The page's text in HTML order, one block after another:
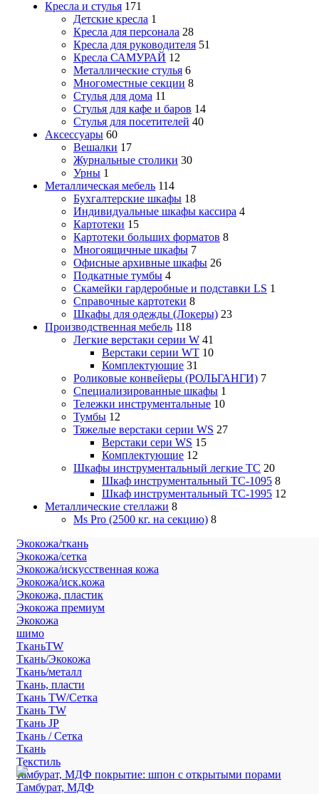
Кресла и стулья 171
Детские кресла 1
Кресла для персонала 28
Кресла для руководителя 51
Кресла САМУРАЙ 12
Металлические стулья 6
Многоместные секции 8
Стулья для дома 11
Стулья для кафе и баров 14
Стулья для посетителей 40
Аксессуары 60
Вешалки 17
Журнальные столики 30
Урны 1
Металлическая мебель 114
Бухгалтерские шкафы 18
Индивидуальные шкафы кассира 4
Картотеки 15
Картотеки больших форматов 8
Многоящичные шкафы 7
Офисные архивные шкафы 26
Подкатные тумбы 4
Скамейки гардеробные и подставки LS 1
Справочные картотеки 8
Шкафы для одежды (Локеры) 23
Производственная мебель 118
Легкие верстаки серии W 41
Верстаки серии WT 10
Комплектующие 31
Роликовые конвейеры (РОЛЬГАНГИ) 7
Специализированные шкафы 1
Тележки инструментальные 10
Тумбы 12
Тяжелые верстаки серии WS 27
Верстаки сери WS 15
Комплектующие 12
Шкафы инструментальный легкие ТС 20
Шкаф инструментальный TC-1095 8
Шкаф инструментальный TC-1995 12
Металлические стеллажи 8
Ms Pro (2500 кг. на секцию) 8
Экокожа/ткань
Экокожа/сетка
Экокожа/искусственная кожа
Экокожа/иск.кожа
Экокожа, пластик
Экокожа премиум
Экокожа
шимо
ТканьTW
Ткань/Экокожа
Ткань/металл
Ткань, пласти
Ткань TW/Сетка
Ткань TW
Ткань JP
Ткань / Сетка
Ткань
Текстиль
тамбурат, МДФ покрытие: шпон с открытыми порами
Тамбурат, МДФ